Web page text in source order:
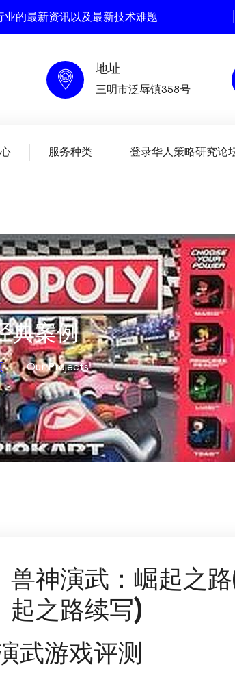
的最新资讯以及最新技术难题
地址
三明市泛辱镇358号
服务种类 登录华人策略研究论
典案例
Our Projects
兽神演武：崛起之
起之路续写)
武游戏评测